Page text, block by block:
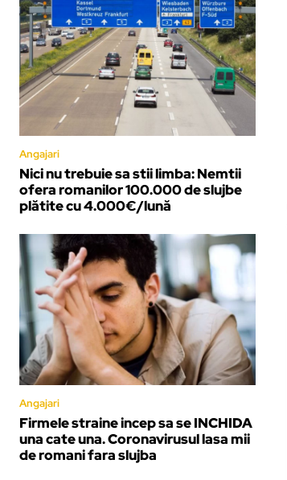
Angajari
Nici nu trebuie sa stii limba: Nemtii
ofera romanilor 100.000 de slujbe
plătite cu 4.000€/lună
Angajari
Firmele straine incep sa se INCHIDA
una cate una. Coronavirusul lasa mii
de romani fara slujba